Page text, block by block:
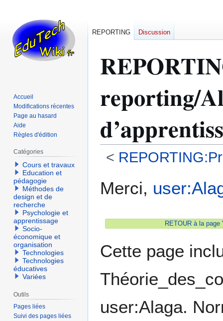
reporting/
<
Merci,
RETOUR à la page
Cette page
user:Alaga.
REPORTING Discussion
Accueil
Modifications récentes
Page au hasard
Aide
Règles d'édition
Catégories
Cours et travaux
Education et
pédagogie
Méthodes de
design et de
recherche
Psychologie et
apprentissage
Socio-
économique et
organisation
Technologies
Technologies
éducatives
Variées
Outils
Pages liées
Suivi des pages liées